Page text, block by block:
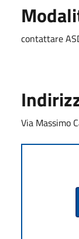
contattare
Via Massimo